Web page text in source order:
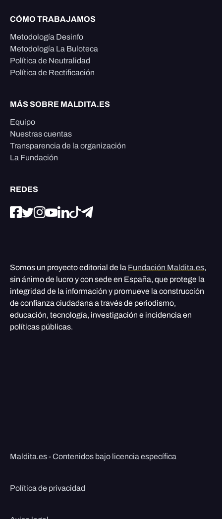
CÓMO TRABAJAMOS
Metodología Desinfo
Metodología La Buloteca
Política de Neutralidad
Política de Rectificación
MÁS SOBRE MALDITA.ES
Equipo
Nuestras cuentas
Transparencia de la organización
La Fundación
REDES
Somos un proyecto editorial de la Fundación Maldita.es,
sin ánimo de lucro y con sede en España, que protege la
integridad de la información y promueve la construcción
de confianza ciudadana a través de periodismo,
educación, tecnología, investigación e incidencia en
políticas públicas.
Maldita.es - Contenidos bajo licencia específica
Política de privacidad